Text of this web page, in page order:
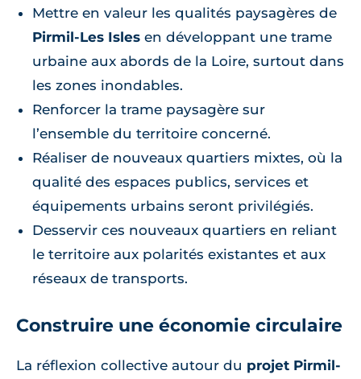
Mettre en valeur les qualités paysagères de
Pirmil-Les Isles en développant une trame
urbaine aux abords de la Loire, surtout dans
les zones inondables.
Renforcer la trame paysagère sur
l’ensemble du territoire concerné.
Réaliser de nouveaux quartiers mixtes, où la
qualité des espaces publics, services et
équipements urbains seront privilégiés.
Desservir ces nouveaux quartiers en reliant
le territoire aux polarités existantes et aux
réseaux de transports.
Construire une économie circulaire
La réflexion collective autour du projet Pirmil-